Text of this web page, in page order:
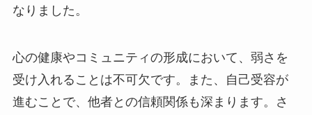
なりました。
心の健康やコミュニティの形成において、弱さを
受け入れることは不可欠です。また、自己受容が
進むことで、他者との信頼関係も深まります。さ